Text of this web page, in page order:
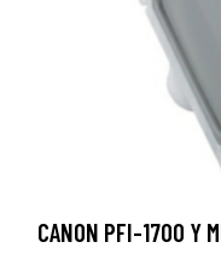
CANON PFI-1700 Y